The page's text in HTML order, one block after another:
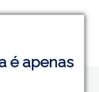
é apenas